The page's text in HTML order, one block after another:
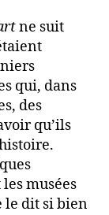
ne suit
qui, dans
des
qu’ils
musées
le dit si bien